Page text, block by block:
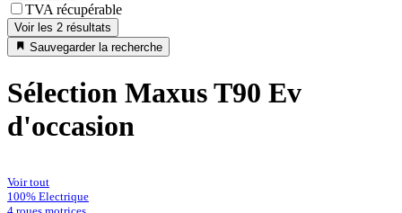
TVA récupérable
Voir les 2 résultats
Sauvegarder la recherche
Sélection Maxus T90 Ev
d'occasion
Voir tout
100% Electrique